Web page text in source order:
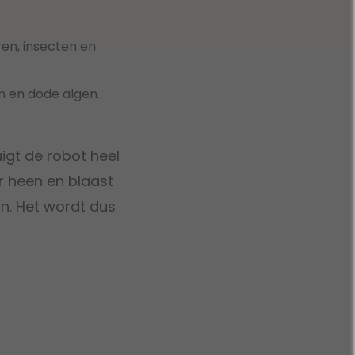
insecten en
en dode algen.
de robot heel
heen en blaast
Het wordt dus